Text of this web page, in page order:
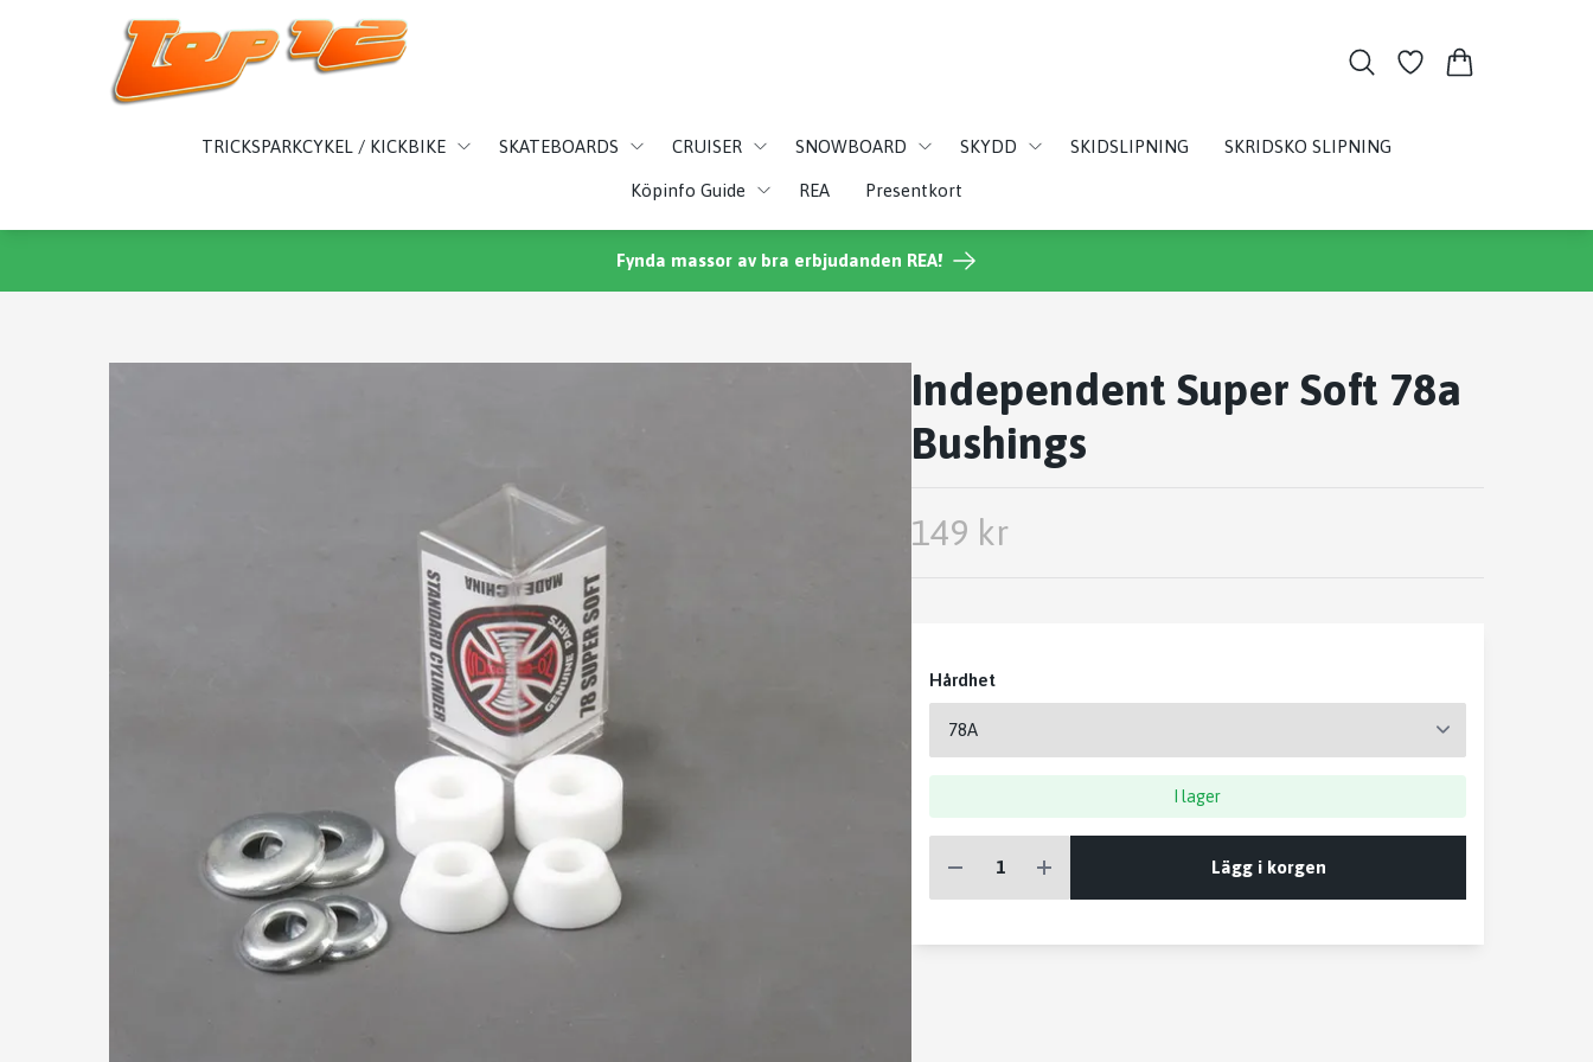
TRICKSPARKCYKEL / KICKBIKE SKATEBOARDS CRUISER SNOWBOARD SKYDD SKIDSLIPNING SKRIDSKO SLIPNING
Köpinfo Guide REA Presentkort
Fynda massor av bra erbjudanden REA!
Independent Super Soft 78a
Bushings
149 kr
Hårdhet
I lager
Lägg i korgen